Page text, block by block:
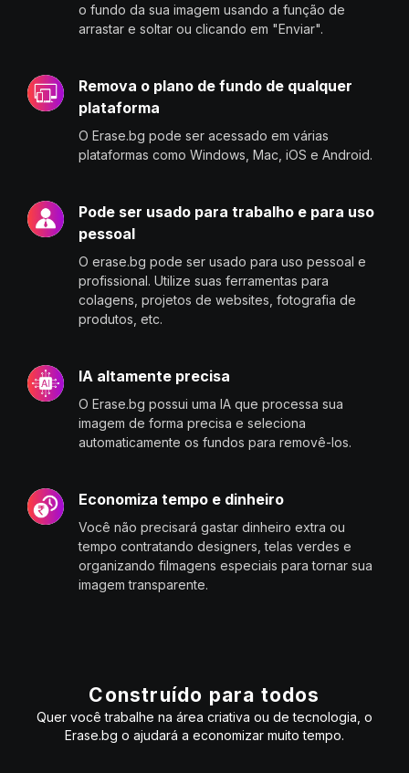
o fundo da sua imagem usando a função de
arrastar e soltar ou clicando em "Enviar".
Remova o plano de fundo de qualquer
plataforma
O Erase.bg pode ser acessado em várias
plataformas como Windows, Mac, iOS e Android.
Pode ser usado para trabalho e para uso
pessoal
O erase.bg pode ser usado para uso pessoal e
profissional. Utilize suas ferramentas para
colagens, projetos de websites, fotografia de
produtos, etc.
IA altamente precisa
O Erase.bg possui uma IA que processa sua
imagem de forma precisa e seleciona
automaticamente os fundos para removê-los.
Economiza tempo e dinheiro
Você não precisará gastar dinheiro extra ou
tempo contratando designers, telas verdes e
organizando filmagens especiais para tornar sua
imagem transparente.
Construído para todos
Quer você trabalhe na área criativa ou de tecnologia, o
Erase.bg o ajudará a economizar muito tempo.